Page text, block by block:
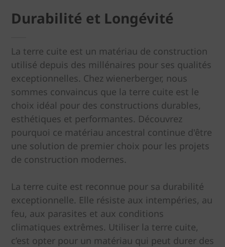
Durabilité et Longévité
La terre cuite est un matériau de construction
utilisé depuis des millénaires pour ses qualités
exceptionnelles. Chez wienerberger, nous
sommes convaincus que la terre cuite est le
choix idéal pour des constructions durables,
esthétiques et performantes. Découvrez
pourquoi ce matériau ancestral continue d'être
une solution de premier choix pour les projets
de construction modernes.
La terre cuite est reconnue pour sa durabilité
exceptionnelle. Elle résiste aux intempéries, au
feu, aux parasites et aux conditions
climatiques extrêmes. Utiliser la terre cuite,
c’est opter pour un matériau qui peut durer des